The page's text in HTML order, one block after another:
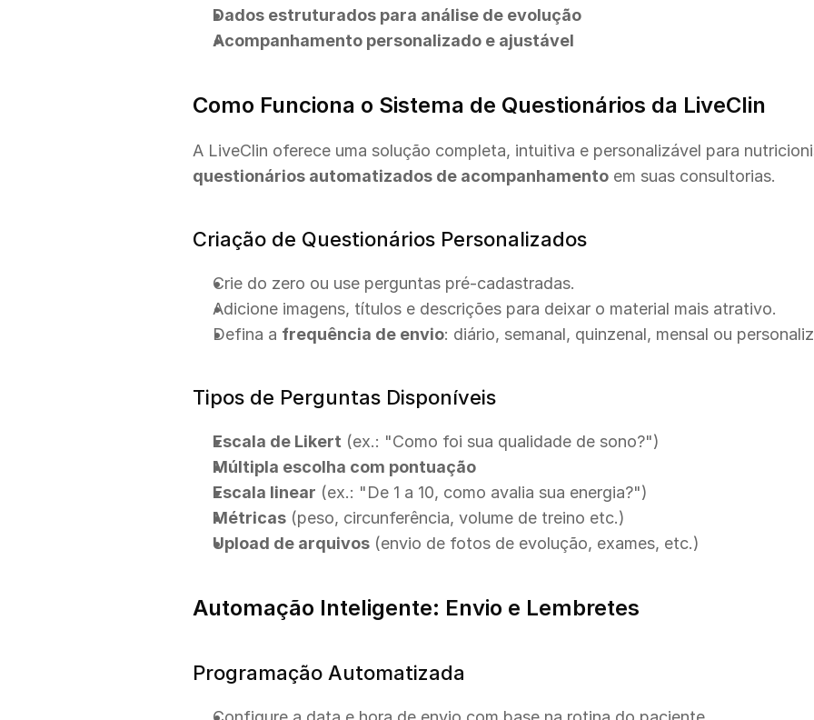
Dados estruturados para análise de evolução
Acompanhamento personalizado e ajustável
Como Funciona o Sistema de Questionários da LiveClin
questionários automatizados de acompanhamento em suas consultorias.
Criação de Questionários Personalizados
Crie do zero ou use perguntas pré-cadastradas.
Adicione imagens, títulos e descrições para deixar o material mais atrativo.
Defina a frequência de envio: diário, semanal, quinzenal, mensal ou
Tipos de Perguntas Disponíveis
Escala de Likert (ex.: "Como foi sua qualidade de sono?")
Múltipla escolha com pontuação
Escala linear (ex.: "De 1 a 10, como avalia sua energia?")
Métricas (peso, circunferência, volume de treino etc.)
Upload de arquivos (envio de fotos de evolução, exames, etc.)
Automação Inteligente: Envio e Lembretes
Programação Automatizada